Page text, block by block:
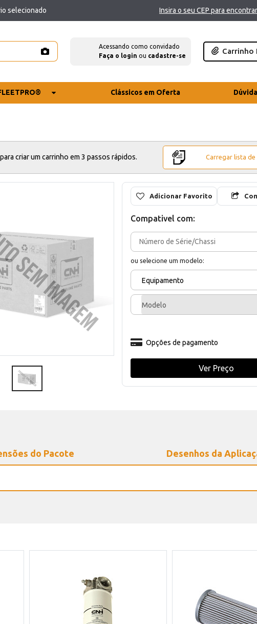
selecionado Insira o seu CEP para
Acessando como convidado
Faça o login ou cadastre-se
Carrinho
Clássicos em Oferta
criar um carrinho em 3 passos rápidos. Carregar lista de
Adicionar Favorito
Compativel com:
ou selecione um modelo:
Equipamento
Modelo
Opções de pagamento
Ver Preço
do Pacote Desenhos da